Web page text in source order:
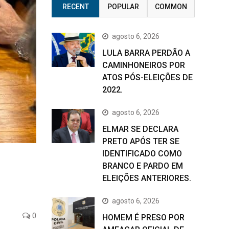
0
RECENT POPULAR COMMON
agosto 6, 2026
LULA BARRA PERDÃO A
CAMINHONEIROS POR
ATOS PÓS-ELEIÇÕES DE
2022.
agosto 6, 2026
ELMAR SE DECLARA
PRETO APÓS TER SE
IDENTIFICADO COMO
BRANCO E PARDO EM
ELEIÇÕES ANTERIORES.
agosto 6, 2026
HOMEM É PRESO POR